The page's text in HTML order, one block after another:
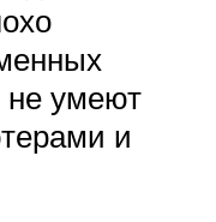
не умеют
и